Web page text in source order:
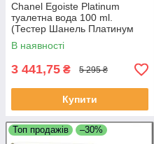
Chanel Egoiste Platinum
туалетна вода 100 ml.
(Тестер Шанель Платинум
Егоїст)
В наявності
3 441,75 ₴ 5 295 ₴
Купити
Топ продажів –30%